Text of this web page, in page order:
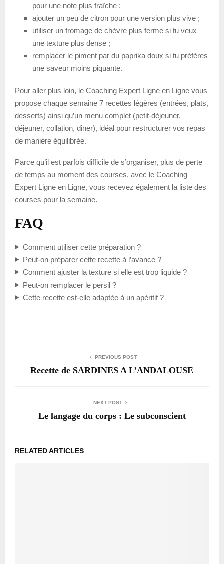
pour une note plus fraîche ;
ajouter un peu de citron pour une version plus vive ;
utiliser un fromage de chèvre plus ferme si tu veux
une texture plus dense ;
remplacer le piment par du paprika doux si tu préfères
une saveur moins piquante.
Pour aller plus loin, le Coaching Expert Ligne en Ligne vous
propose chaque semaine 7 recettes légères (entrées, plats,
desserts) ainsi qu’un menu complet (petit-déjeuner,
déjeuner, collation, diner), idéal pour restructurer vos repas
de manière équilibrée.
Parce qu’il est parfois difficile de s’organiser, plus de perte
de temps au moment des courses, avec le Coaching
Expert Ligne en Ligne, vous recevez également la liste des
courses pour la semaine.
FAQ
Comment utiliser cette préparation ?
Peut-on préparer cette recette à l’avance ?
Comment ajuster la texture si elle est trop liquide ?
Peut-on remplacer le persil ?
Cette recette est-elle adaptée à un apéritif ?
PREVIOUS POST
Recette de SARDINES A L’ANDALOUSE
NEXT POST
Le langage du corps : Le subconscient
RELATED ARTICLES